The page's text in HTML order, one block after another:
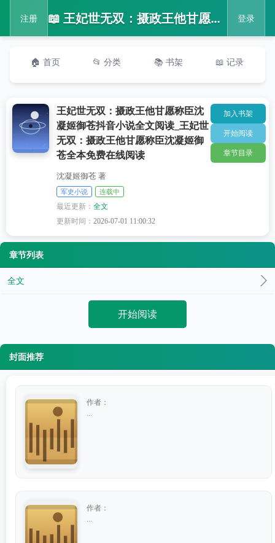
注册 📖 王妃世无双：摄政王他甘愿称臣沈凝姬御苍抖音小说全文阅读_王妃世无双：摄政王他甘愿称臣沈凝姬御苍全本免费在线阅读 登录
🏠 首页 📂 分类 📚 书架 📖 记录
王妃世无双：摄政王他甘愿称臣沈
凝姬御苍抖音小说全文阅读_王妃世
无双：摄政王他甘愿称臣沈凝姬御
苍全本免费在线阅读
沈凝姬御苍 著
军史小说 连载中
最近更新：全文
更新时间：2026-07-01 11:00:32
加入书架
开始阅读
章节目录
章节列表
全文
开始阅读
封面推荐
作者：
作者：